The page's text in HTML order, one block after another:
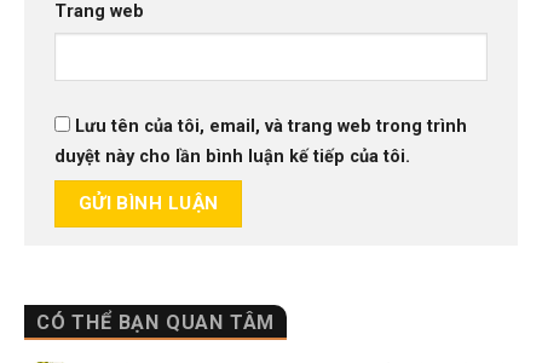
CÓ THỂ BẠN QUAN TÂM
Trang web
Lưu tên của tôi, email, và trang web trong trình
duyệt này cho lần bình luận kế tiếp của tôi.